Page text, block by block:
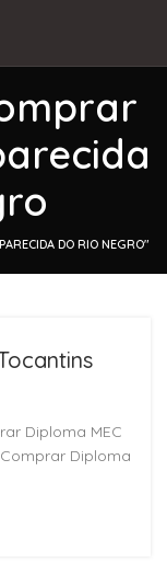
DO RIO NEGRO"
Diploma MEC
Diploma